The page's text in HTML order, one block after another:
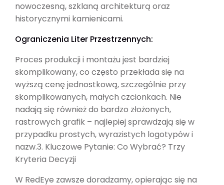
nowoczesną, szklaną architekturą oraz
historycznymi kamienicami.
Ograniczenia Liter Przestrzennych:
Proces produkcji i montażu jest bardziej
skomplikowany, co często przekłada się na
wyższą cenę jednostkową, szczególnie przy
skomplikowanych, małych czcionkach. Nie
nadają się również do bardzo złożonych,
rastrowych grafik – najlepiej sprawdzają się w
przypadku prostych, wyrazistych logotypów i
nazw.3. Kluczowe Pytanie: Co Wybrać? Trzy
Kryteria Decyzji
W RedEye zawsze doradzamy, opierając się na